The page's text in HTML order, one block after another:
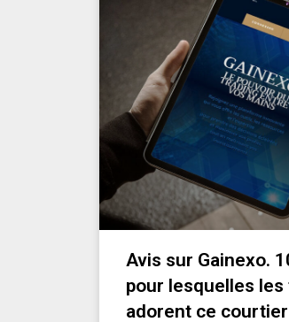
Avis sur Gainexo.
pour lesquelles les
adorent ce courtier